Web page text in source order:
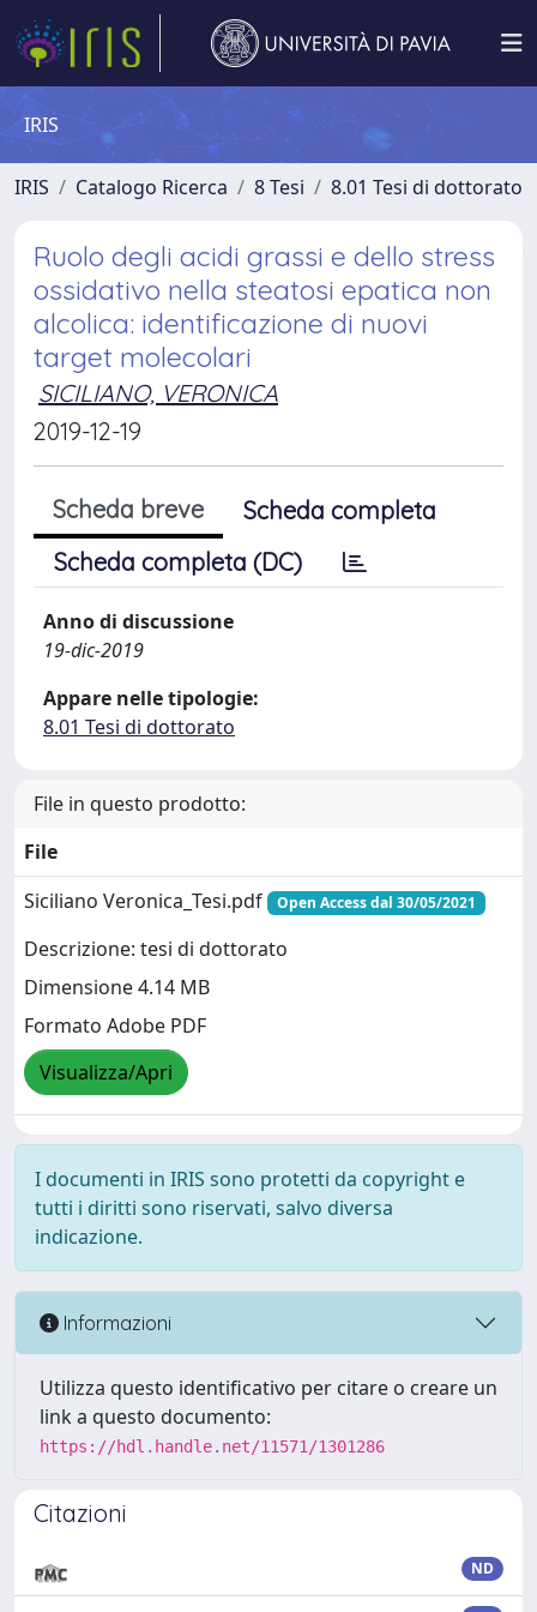
IRIS
IRIS Catalogo Ricerca 8 Tesi 8.01 Tesi di dottorato
Ruolo degli acidi grassi e dello stress
ossidativo nella steatosi epatica non
alcolica: identificazione di nuovi
target molecolari
SICILIANO, VERONICA
2019-12-19
Scheda breve
Scheda completa
Scheda completa (DC)
Anno di discussione
19-dic-2019
Appare nelle tipologie:
8.01 Tesi di dottorato
File in questo prodotto:
File
Siciliano Veronica_Tesi.pdf
Open Access dal 30/05/2021
Descrizione: tesi di dottorato
Dimensione 4.14 MB
Formato Adobe PDF
Visualizza/Apri
I documenti in IRIS sono protetti da copyright e
tutti i diritti sono riservati, salvo diversa
indicazione.
Informazioni
Utilizza questo identificativo per citare o creare un
link a questo documento:
https://hdl.handle.net/11571/1301286
Citazioni
ND